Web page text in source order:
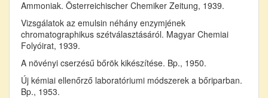
Ammoniak. Österreichischer Chemiker Zeitung, 1939.
Vizsgálatok az emulsin néhány enzymjének
chromatographikus szétválasztásáról. Magyar Chemiai
Folyóirat, 1939.
A növényi cserzésű bőrök kikészítése. Bp., 1950.
Új kémiai ellenőrző laboratóriumi módszerek a bőriparban.
Bp., 1953.